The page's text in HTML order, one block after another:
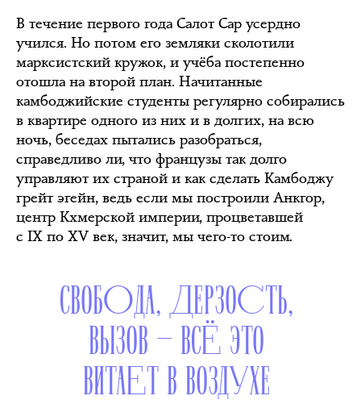
В течение первого года Салот Сар усердно
учился. Но потом его земляки сколотили
марксистский кружок, и учёба постепенно
отошла на второй план. Начитанные
камбоджийские студенты регулярно собирались
в квартире одного из них и в долгих, на всю
ночь, беседах пытались разобраться,
справедливо ли, что французы так долго
управляют их страной и как сделать Камбоджу
грейт эгейн, ведь если мы построили Анкгор,
центр Кхмерской империи, процветавшей
с IX по XV век, значит, мы чего-то стоим.
СВОБОДА, ДЕРЗОСТЬ,
ВЫЗОВ — ВСЁ ЭТО
ВИТАЕТ В ВОЗДУХЕ